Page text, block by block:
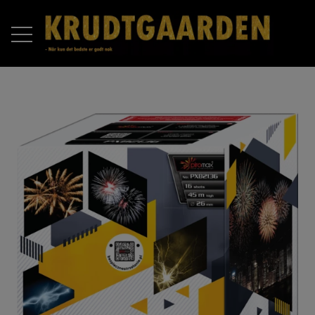
FORSIDE
PRODUKTER
RAKETTER
BATTERIER
PIROMAX
COMPOUND BATTERIER
OM OS
KONTAKT OS